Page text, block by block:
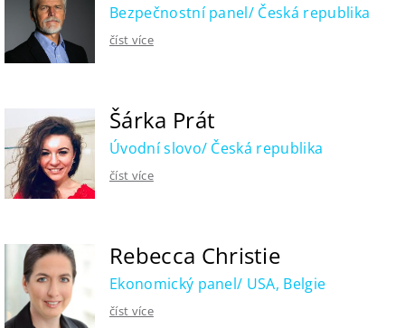
Bezpečnostní panel/ Česká republika
číst více
Šárka Prát
Úvodní slovo/ Česká republika
číst více
Rebecca Christie
Ekonomický panel/ USA, Belgie
číst více